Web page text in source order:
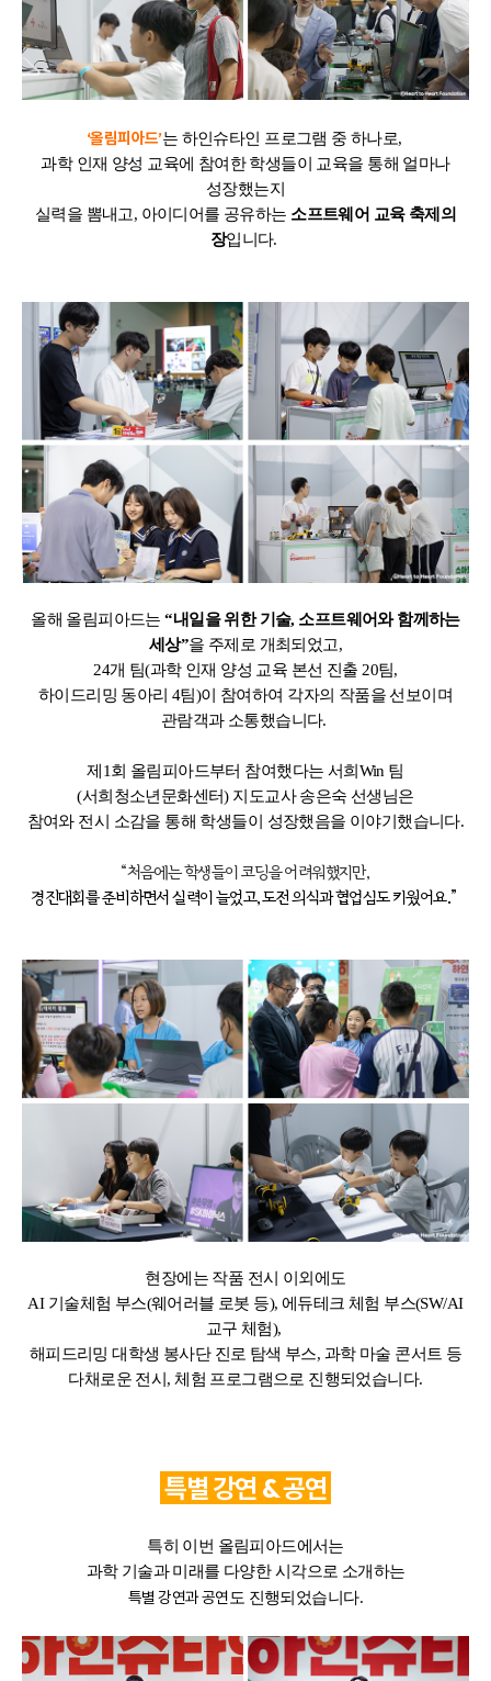
‘올림피아드’는 하인슈타인 프로그램 중 하나로,
과학 인재 양성 교육에 참여한 학생들이 교육을 통해 얼마나
성장했는지
실력을 뽐내고, 아이디어를 공유하는 소프트웨어 교육 축제의
장입니다.
올해 올림피아드는“내일을 위한 기술, 소프트웨어와 함께하는
세상”을 주제로 개최되었고,
24개 팀(과학 인재 양성 교육 본선 진출 20팀,
하이드리밍 동아리 4팀)이 참여하여 각자의 작품을 선보이며
관람객과 소통했습니다.
제1회 올림피아드부터 참여했다는 서희Win 팀
(서희청소년문화센터) 지도교사 송은숙 선생님은
참여와 전시 소감을 통해 학생들이 성장했음을 이야기했습니다.
“처음에는 학생들이 코딩을 어려워했지만,
경진대회를 준비하면서 실력이 늘었고, 도전 의식과 협업심도 키웠어요.”
현장에는 작품 전시 이외에도
AI 기술체험 부스(웨어러블 로봇 등), 에듀테크 체험 부스(SW/AI
교구 체험),
해피드리밍 대학생 봉사단 진로 탐색 부스, 과학 마술 콘서트 등
다채로운 전시, 체험 프로그램으로 진행되었습니다.
특별 강연 & 공연
특히 이번 올림피아드에서는
과학 기술과 미래를 다양한 시각으로 소개하는
특별 강연과 공연도 진행되었습니다.